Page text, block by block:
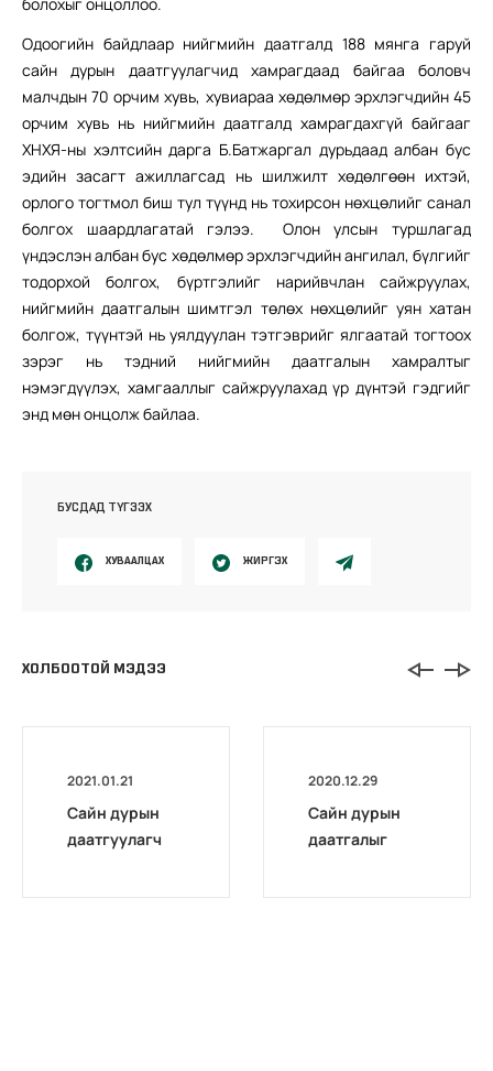
Одоогийн байдлаар нийгмийн даатгалд 188 мянга гаруй
сайн дурын даатгуулагчид хамрагдаад байгаа боловч
малчдын 70 орчим хувь, хувиараа хөдөлмөр эрхлэгчдийн 45
орчим хувь нь нийгмийн даатгалд хамрагдахгүй байгааг
ХНХЯ-ны хэлтсийн дарга Б.Батжаргал дурьдаад албан бус
эдийн засагт ажиллагсад нь шилжилт хөдөлгөөн ихтэй,
орлого тогтмол биш тул түүнд нь тохирсон нөхцөлийг санал
болгох шаардлагатай гэлээ. Олон улсын туршлагад
үндэслэн албан бус хөдөлмөр эрхлэгчдийн ангилал, бүлгийг
тодорхой болгох, бүртгэлийг нарийвчлан сайжруулах,
нийгмийн даатгалын шимтгэл төлөх нөхцөлийг уян хатан
болгож, түүнтэй нь уялдуулан тэтгэврийг ялгаатай тогтоох
зэрэг нь тэдний нийгмийн даатгалын хамралтыг
нэмэгдүүлэх, хамгааллыг сайжруулахад үр дүнтэй гэдгийг
энд мөн онцолж байлаа.
БУСДАД ТҮГЭЭХ
ХУВААЛЦАХ ЖИРГЭХ
ХОЛБООТОЙ МЭДЭЭ
2021.01.21
Сайн дурын
даатгуулагч
2020.12.29
Сайн дурын
даатгалыг